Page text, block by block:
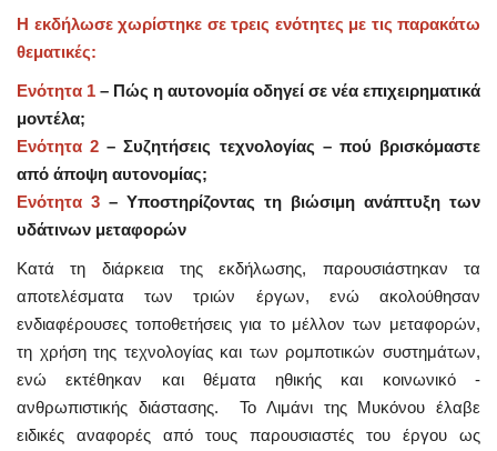
Η εκδήλωσε χωρίστηκε σε τρεις ενότητες με τις παρακάτω
θεματικές:
Ενότητα 1 – Πώς η αυτονομία οδηγεί σε νέα επιχειρηματικά
μοντέλα;
Ενότητα 2 – Συζητήσεις τεχνολογίας – πού βρισκόμαστε
από άποψη αυτονομίας;
Ενότητα 3 – Υποστηρίζοντας τη βιώσιμη ανάπτυξη των
υδάτινων μεταφορών
Κατά τη διάρκεια της εκδήλωσης, παρουσιάστηκαν τα
αποτελέσματα των τριών έργων, ενώ ακολούθησαν
ενδιαφέρουσες τοποθετήσεις για το μέλλον των μεταφορών,
τη χρήση της τεχνολογίας και των ρομποτικών συστημάτων,
ενώ εκτέθηκαν και θέματα ηθικής και κοινωνικό -
ανθρωπιστικής διάστασης. Το Λιμάνι της Μυκόνου έλαβε
ειδικές αναφορές από τους παρουσιαστές του έργου ως